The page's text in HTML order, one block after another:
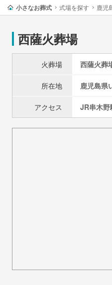
小さなお葬式 式場を探す 鹿児
西薩火葬場
火葬場 西薩火葬
所在地 鹿児島県
アクセス JR串木野